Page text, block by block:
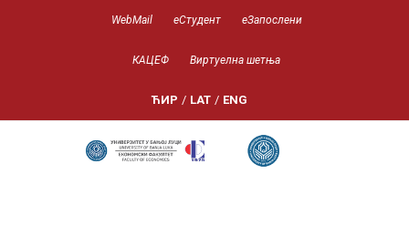
WebMail еСтудент еЗапослени
КАЦЕФ Виртуелна шетња
ЋИР / LAT / ENG